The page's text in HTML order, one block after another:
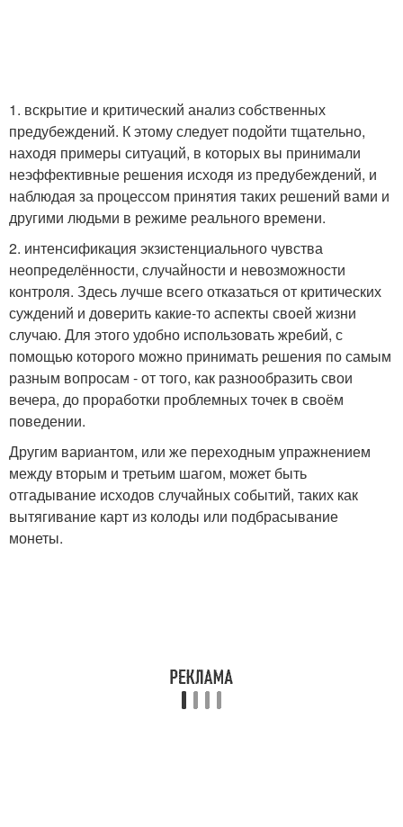
1. вскрытие и критический анализ собственных
предубеждений. К этому следует подойти тщательно,
находя примеры ситуаций, в которых вы принимали
неэффективные решения исходя из предубеждений, и
наблюдая за процессом принятия таких решений вами и
другими людьми в режиме реального времени.
2. интенсификация экзистенциального чувства
неопределённости, случайности и невозможности
контроля. Здесь лучше всего отказаться от критических
суждений и доверить какие-то аспекты своей жизни
случаю. Для этого удобно использовать жребий, с
помощью которого можно принимать решения по самым
разным вопросам - от того, как разнообразить свои
вечера, до проработки проблемных точек в своём
поведении.
Другим вариантом, или же переходным упражнением
между вторым и третьим шагом, может быть
отгадывание исходов случайных событий, таких как
вытягивание карт из колоды или подбрасывание
монеты.